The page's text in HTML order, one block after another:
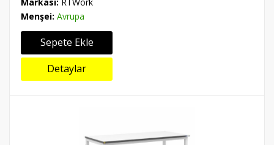
Menşei: Avrupa
Sepete Ekle
Detaylar